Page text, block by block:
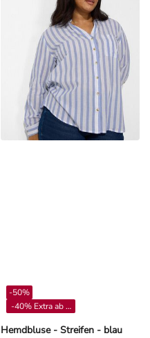
Hemdbluse - Streifen - blau
-50%
-40% Extra ab 4**